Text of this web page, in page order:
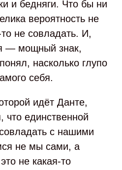
и бедняги. Что бы ни
вероятность не
не совладать. И,
— мощный знак,
насколько глупо
себя.
идёт Данте,
что единственной
с нашими
не мы сами, а
не какая-то